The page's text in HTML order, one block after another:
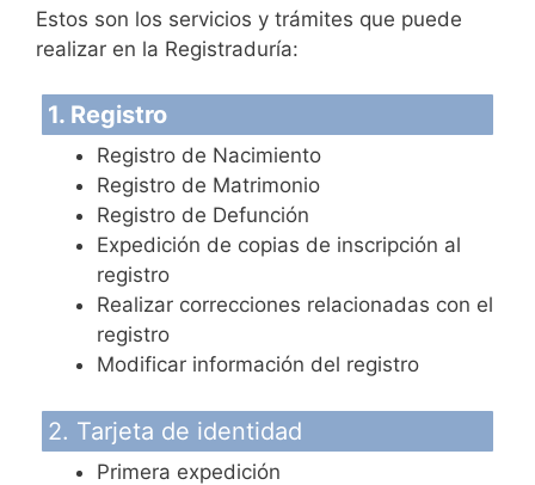
Estos son los servicios y trámites que puede
realizar en la Registraduría:
1. Registro
Registro de Nacimiento
Registro de Matrimonio
Registro de Defunción
Expedición de copias de inscripción al
registro
Realizar correcciones relacionadas con el
registro
Modificar información del registro
2. Tarjeta de identidad
Primera expedición